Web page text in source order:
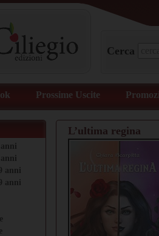
Cerca
Prossime Uscite
anni
anni
L’ultima regina